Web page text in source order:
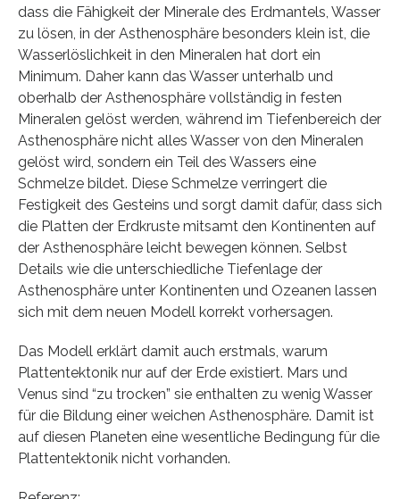
dass die Fähigkeit der Minerale des Erdmantels, Wasser
zu lösen, in der Asthenosphäre besonders klein ist, die
Wasserlöslichkeit in den Mineralen hat dort ein
Minimum. Daher kann das Wasser unterhalb und
oberhalb der Asthenosphäre vollständig in festen
Mineralen gelöst werden, während im Tiefenbereich der
Asthenosphäre nicht alles Wasser von den Mineralen
gelöst wird, sondern ein Teil des Wassers eine
Schmelze bildet. Diese Schmelze verringert die
Festigkeit des Gesteins und sorgt damit dafür, dass sich
die Platten der Erdkruste mitsamt den Kontinenten auf
der Asthenosphäre leicht bewegen können. Selbst
Details wie die unterschiedliche Tiefenlage der
Asthenosphäre unter Kontinenten und Ozeanen lassen
sich mit dem neuen Modell korrekt vorhersagen.
Das Modell erklärt damit auch erstmals, warum
Plattentektonik nur auf der Erde existiert. Mars und
Venus sind “zu trocken” sie enthalten zu wenig Wasser
für die Bildung einer weichen Asthenosphäre. Damit ist
auf diesen Planeten eine wesentliche Bedingung für die
Plattentektonik nicht vorhanden.